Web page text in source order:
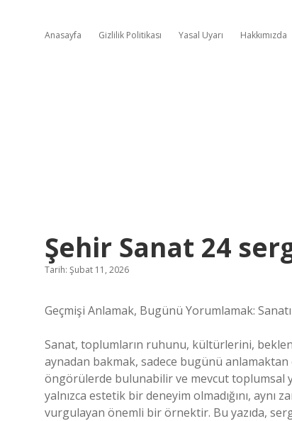
Anasayfa Gizlilik Politikası Yasal Uyarı Hakkımızda
Şehir Sanat 24
Tarih: Şubat 11, 2026
Geçmişi Anlamak, Bugünü Yorumlamak:
Sanat, toplumların ruhunu, kültürlerini,
aynadan bakmak, sadece bugünü
öngörülerde bulunabilir ve mevcut toplumsal
yalnızca estetik bir deneyim olmadığını, aynı
vurgulayan önemli bir örnektir. Bu yazıda,